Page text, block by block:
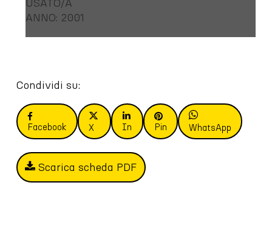
USATO/A
ANNO: 2001
Condividi su:
Facebook X In Pin WhatsApp
Scarica scheda PDF